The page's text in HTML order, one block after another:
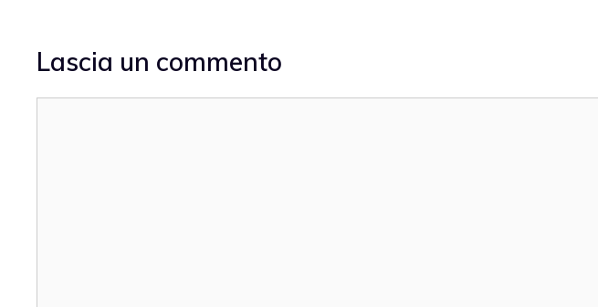
Lascia un commento